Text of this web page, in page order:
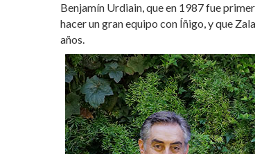
Benjamín Urdiain, que en 1987 fue
hacer un gran equipo con Íñigo, y que
años.